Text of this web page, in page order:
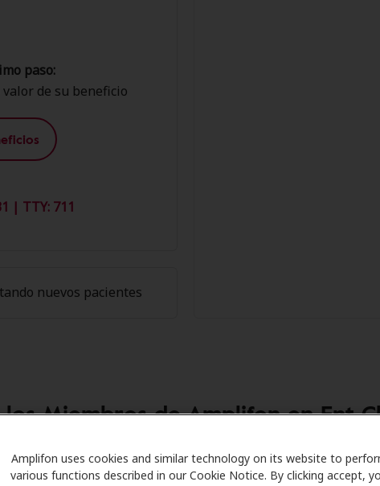
Amplifon uses cookies and similar technology on its website to
various functions described in our Cookie Notice. By clicking accept,
paso:
de su beneficio
| TTY: 711
nuevos pacientes
Miembros de Amplifon en Ent
se asocia con muchos planes de beneficios y clínicas
especiales en audífonos y atención auditiva. Nuestros